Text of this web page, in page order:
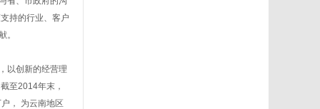
持的行业、客户
。
以创新的经营理
至2014年末，
， 为云南地区